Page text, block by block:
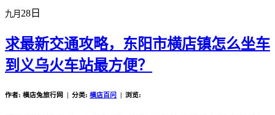
九月 28日
求最新交通攻略，东阳市横店镇怎么坐车
到义乌火车站最方便？
作者: 横店兔旅行网 | 分类: 横店百问 | 浏览: